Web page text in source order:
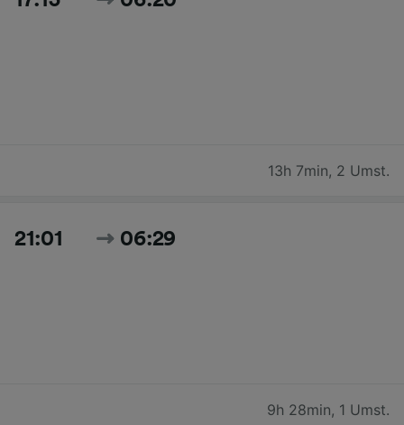
13h 7min, 2 Umst.
21:01 06:29
9h 28min, 1 Umst.